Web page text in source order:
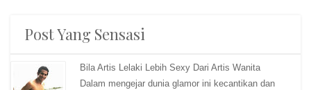
Post Yang Sensasi
Bila Artis Lelaki Lebih Sexy Dari Artis Wanita
Dalam mengejar dunia glamor ini kecantikan dan